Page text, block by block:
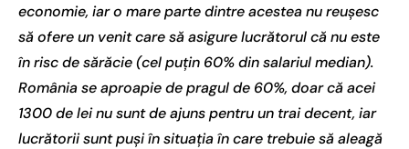
economie, iar o mare parte dintre acestea nu reușesc
să ofere un venit care să asigure lucrătorul că nu este
în risc de sărăcie (cel puțin 60% din salariul median).
România se aproapie de pragul de 60%, doar că acei
1300 de lei nu sunt de ajuns pentru un trai decent, iar
lucrătorii sunt puși în situația în care trebuie să aleagă